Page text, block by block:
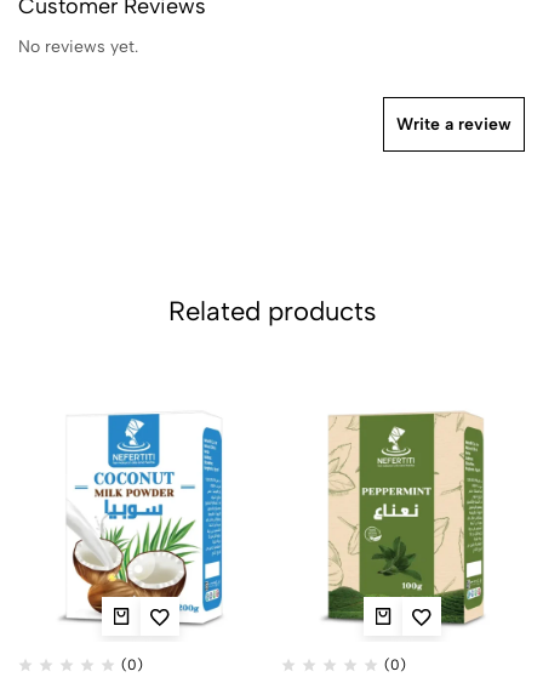
Customer Reviews
No reviews yet.
Write a review
Related products
(0) (0)